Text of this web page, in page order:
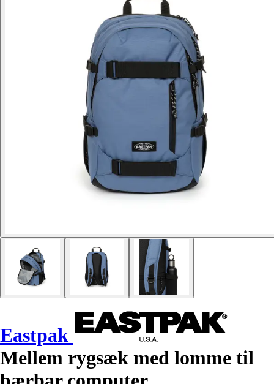
Eastpak
Mellem rygsæk med lomme til